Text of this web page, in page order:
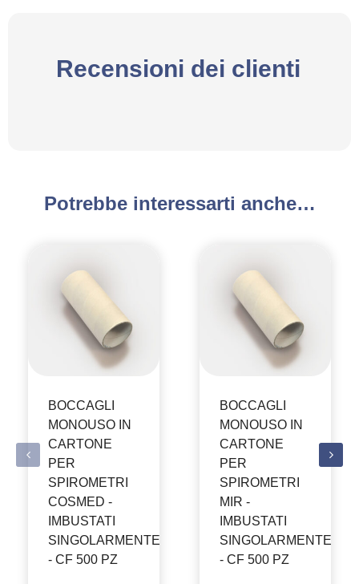
Recensioni dei clienti
Potrebbe interessarti anche…
BOCCAGLI
MONOUSO IN
CARTONE
PER
SPIROMETRI
COSMED -
IMBUSTATI
SINGOLARMENTE
- CF 500 PZ
BOCCAGLI
MONOUSO IN
CARTONE
PER
SPIROMETRI
MIR -
IMBUSTATI
SINGOLARMENTE
- CF 500 PZ